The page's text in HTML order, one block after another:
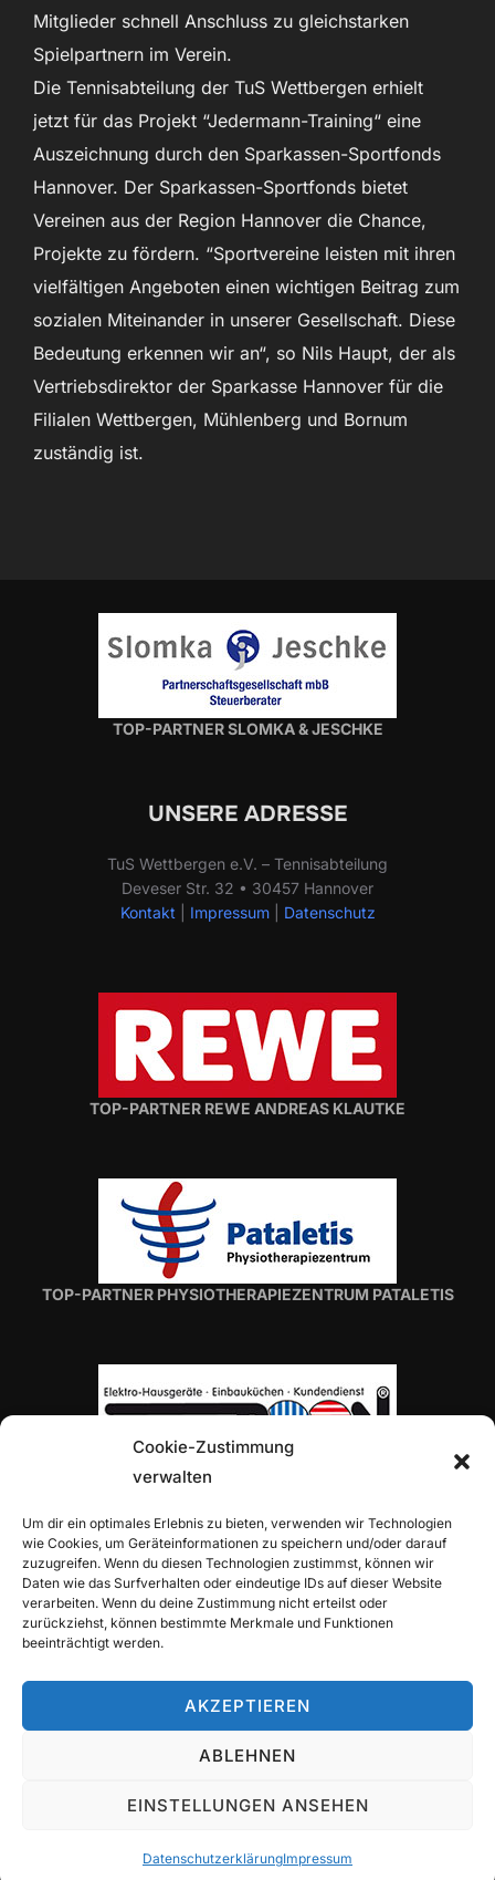
Cookie-Zustimmung
verwalten
Um dir ein optimales Erlebnis zu bieten, verwenden wir Technologien
wie Cookies, um Geräteinformationen zu speichern und/oder darauf
zuzugreifen. Wenn du diesen Technologien zustimmst, können wir
Daten wie das Surfverhalten oder eindeutige IDs auf dieser Website
verarbeiten. Wenn du deine Zustimmung nicht erteilst oder
zurückziehst, können bestimmte Merkmale und Funktionen
beeinträchtigt werden.
AKZEPTIEREN
ABLEHNEN
EINSTELLUNGEN ANSEHEN
DatenschutzerklärungImpressum
Mitglieder schnell Anschluss zu gleichstarken
Spielpartnern im Verein.
Die Tennisabteilung der TuS Wettbergen erhielt
jetzt für das Projekt “Jedermann-Training“ eine
Auszeichnung durch den Sparkassen-Sportfonds
Hannover. Der Sparkassen-Sportfonds bietet
Vereinen aus der Region Hannover die Chance,
Projekte zu fördern. “Sportvereine leisten mit ihren
vielfältigen Angeboten einen wichtigen Beitrag zum
sozialen Miteinander in unserer Gesellschaft. Diese
Bedeutung erkennen wir an“, so Nils Haupt, der als
Vertriebsdirektor der Sparkasse Hannover für die
Filialen Wettbergen, Mühlenberg und Bornum
zuständig ist.
TOP-PARTNER SLOMKA & JESCHKE
UNSERE ADRESSE
TuS Wettbergen e.V. – Tennisabteilung
Deveser Str. 32 • 30457 Hannover
Kontakt
Impressum| Datenschutz
TOP-PARTNER REWE ANDREAS KLAUTKE
TOP-PARTNER PHYSIOTHERAPIEZENTRUM PATALETIS
TOP-PARTNER H. VON ROON
ALEXANDER TRITZ
Copyright © 2026 TuS Wettbergen Tennis